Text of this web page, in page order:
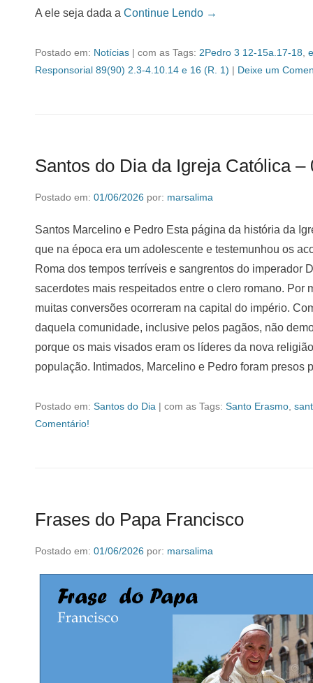
A ele seja dada a Continue Lendo →
Postado em: Notícias | com as Tags: 2Pedro 3 12-15a.17-18
Responsorial 89(90) 2.3-4.10.14 e 16 (R. 1) | Deixe um
Santos do Dia da Igreja Católica –
Postado em: 01/06/2026 por: marsalima
Santos Marcelino e Pedro Esta página da história da
que na época era um adolescente e testemunhou os
Roma dos tempos terríveis e sangrentos do imperador
sacerdotes mais respeitados entre o clero romano. Por
muitas conversões ocorreram na capital do império.
daquela comunidade, inclusive pelos pagãos, não
porque os mais visados eram os líderes da nova
população. Intimados, Marcelino e Pedro foram presos
Postado em: Santos do Dia | com as Tags: Santo Erasmo
Comentário!
Frases do Papa Francisco
Postado em: 01/06/2026 por: marsalima